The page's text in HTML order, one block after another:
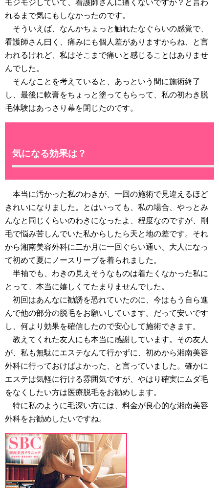
モジモジしていて、看護師さんに痛くないですか？と言わ
れるまで気にもしなかったのです。
そういえば、なんかちょっと触れたなぐらいの感覚で、
看護師さん曰く、痛みにも個人差がありますからね、と言
われるけれど、私はそこまで痛いと感じることはありませ
んでした。
そんなことを考えていると、あっという間に施術終了
し、最後に軟膏をちょっと塗ってもらって、私の初わき脱
毛体験はあっさり幕を閉じたのです。
気になる効果は？
本当に汚かった私のわきが、一回の施術で見違えるほど
きれいになりました。とはいっても、私の場合、やっとみ
んなと同じくらいのわきになったよ、程度なのですが、剛
毛で悩み苦しんでいた私からしたら天と地の差です。それ
から湘南美容外科に二か月に一回ぐらい通い、大人になっ
て初めて夏にノースリーブを着られました。
半袖でも、わきの見えそうなものは着たくなかった私に
とって、本当に嬉しくてたまりませんでした。
初回はあんなに勧誘を恐れていたのに、今はもう自ら進
んで他の部分の脱毛をお願いしています。だって安いです
し、何より効果を確信したので安心して施術できます。
教えてくれた友人にも本当に感謝しています。その友人
が、私も無駄にエステなんて行かずに、初めから湘南美容
外科に行っておけばよかった、と言っていました。確かに
エステは気軽に行ける雰囲気ですが、やはり確実にムダ毛
をなくしたい方は医療脱毛をお勧めします。
特に私のように毛深い方には、料金が良心的な湘南美容
外科をお勧めしたいですね。